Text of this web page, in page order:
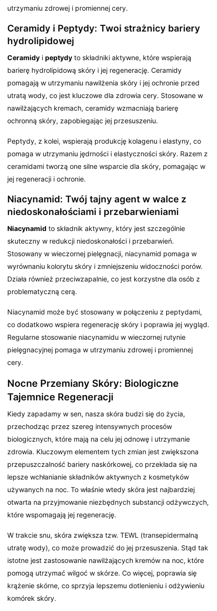
utrzymaniu zdrowej i promiennej cery.
Ceramidy i Peptydy: Twoi strażnicy bariery
hydrolipidowej
Ceramidy ipeptydy to składniki aktywne, które wspierają
barierę hydrolipidową skóry i jej regenerację. Ceramidy
pomagają w utrzymaniu nawilżenia skóry i jej ochronie przed
utratą wody, co jest kluczowe dla zdrowia cery. Stosowane w
nawilżających kremach, ceramidy wzmacniają barierę
ochronną skóry, zapobiegając jej przesuszeniu.
Peptydy, z kolei, wspierają produkcję kolagenu i elastyny, co
pomaga w utrzymaniu jędrności i elastyczności skóry. Razem z
ceramidami tworzą one silne wsparcie dla skóry, pomagając w
jej regeneracji i ochronie.
Niacynamid: Twój tajny agent w walce z
niedoskonałościami i przebarwieniami
Niacynamid to składnik aktywny, który jest szczególnie
skuteczny w redukcji niedoskonałości i przebarwień.
Stosowany w wieczornej pielęgnacji, niacynamid pomaga w
wyrównaniu kolorytu skóry i zmniejszeniu widoczności porów.
Działa również przeciwzapalnie, co jest korzystne dla osób z
problematyczną cerą.
Niacynamid może być stosowany w połączeniu z peptydami,
co dodatkowo wspiera regenerację skóry i poprawia jej wygląd.
Regularne stosowanie niacynamidu w wieczornej rutynie
pielęgnacyjnej pomaga w utrzymaniu zdrowej i promiennej
cery.
Nocne Przemiany Skóry: Biologiczne
Tajemnice Regeneracji
Kiedy zapadamy w sen, nasza skóra budzi się do życia,
przechodząc przez szereg intensywnych procesów
biologicznych, które mają na celu jej odnowę i utrzymanie
zdrowia. Kluczowym elementem tych zmian jest zwiększona
przepuszczalność bariery naskórkowej, co przekłada się na
lepsze wchłanianie składników aktywnych z kosmetyków
używanych na noc. To właśnie wtedy skóra jest najbardziej
otwarta na przyjmowanie niezbędnych substancji odżywczych,
które wspomagają jej regenerację.
W trakcie snu, skóra zwiększa tzw. TEWL (transepidermalną
utratę wody), co może prowadzić do jej przesuszenia. Stąd tak
istotne jest zastosowanie nawilżających kremów na noc, które
pomogą utrzymać wilgoć w skórze. Co więcej, poprawia się
krążenie skórne, co sprzyja lepszemu dotlenieniu i odżywieniu
komórek skóry.